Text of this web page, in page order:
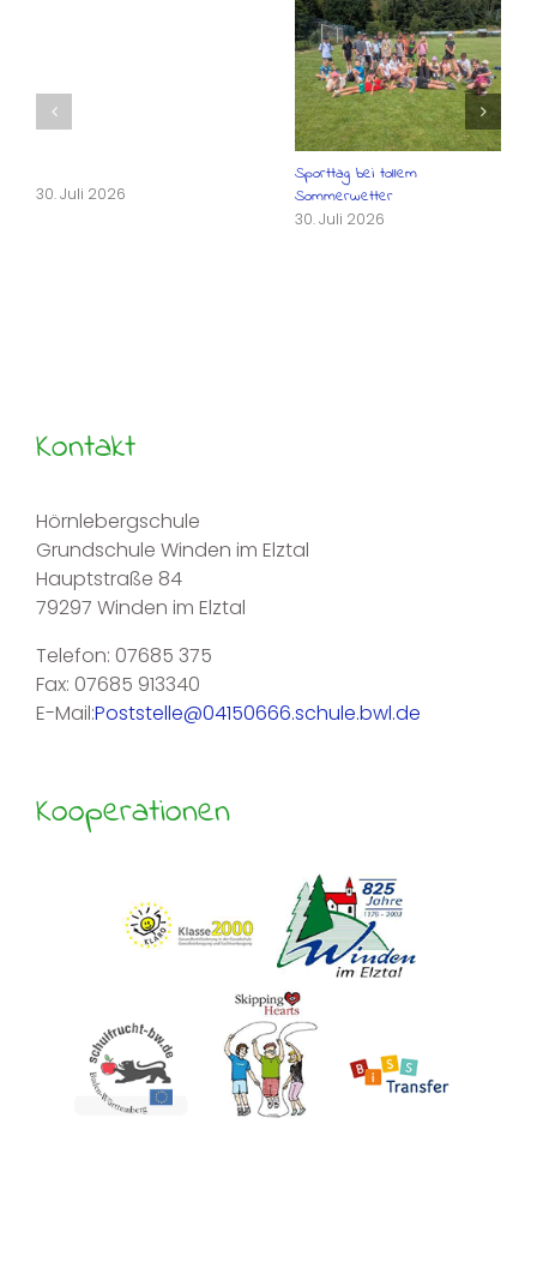
30. Juli 2026
Sporttag bei tollem
Sommerwetter
30. Juli 2026
Kontakt
Hörnlebergschule
Grundschule Winden im Elztal
Hauptstraße 84
79297 Winden im Elztal
Telefon: 07685 375
Fax: 07685 913340
E-Mail:Poststelle@04150666.schule.bwl.de
Kooperationen